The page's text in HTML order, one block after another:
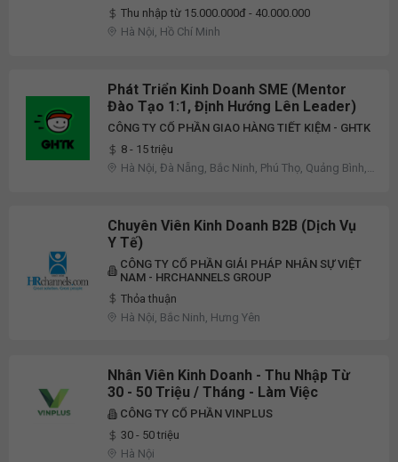
Thu nhập từ 15.000.000đ - 40.000.000
Hà Nội, Hồ Chí Minh
Phát Triển Kinh Doanh SME (Mentor
Đào Tạo 1:1, Định Hướng Lên Leader)
CÔNG TY CỔ PHẦN GIAO HÀNG TIẾT KIỆM - GHTK
8 - 15 triệu
Hà Nội, Đà Nẵng, Bắc Ninh, Phú Thọ, Quảng Bình,
Chuyên Viên Kinh Doanh B2B (Dịch Vụ
Y Tế)
CÔNG TY CỔ PHẦN GIẢI PHÁP NHÂN SỰ VIỆT
NAM - HRCHANNELS GROUP
Thỏa thuận
Hà Nội, Bắc Ninh, Hưng Yên
Nhân Viên Kinh Doanh - Thu Nhập Từ
30 - 50 Triệu / Tháng - Làm Việc
CÔNG TY CỔ PHẦN VINPLUS
30 - 50 triệu
Hà Nội